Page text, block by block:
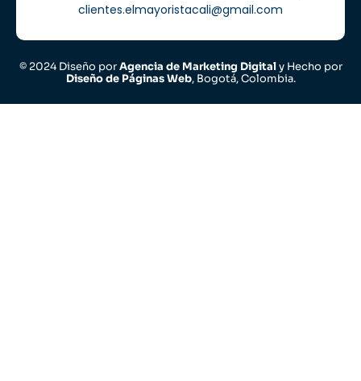
clientes.elmayoristacali@gmail.com
© 2024 Diseño porAgencia de Marketing Digitaly Hecho por
Diseño de Páginas Web, Bogotá, Colombia.